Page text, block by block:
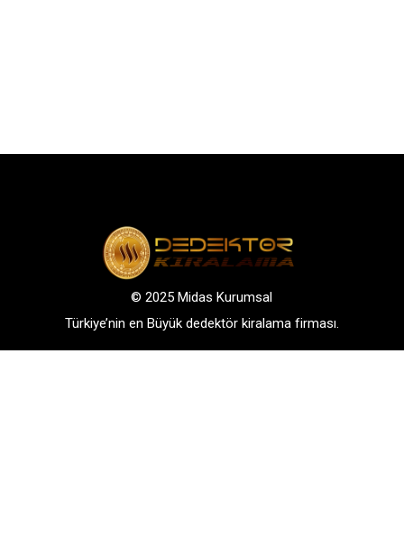
© 2025 Midas Kurumsal
Türkiye’nin en Büyük dedektör kiralama firması.